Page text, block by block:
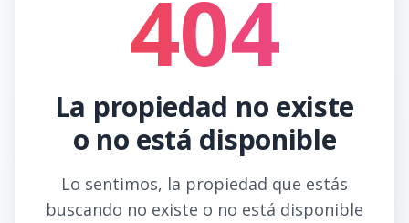
404
La propiedad no existe
o no está disponible
Lo sentimos, la propiedad que estás
buscando no existe o no está disponible